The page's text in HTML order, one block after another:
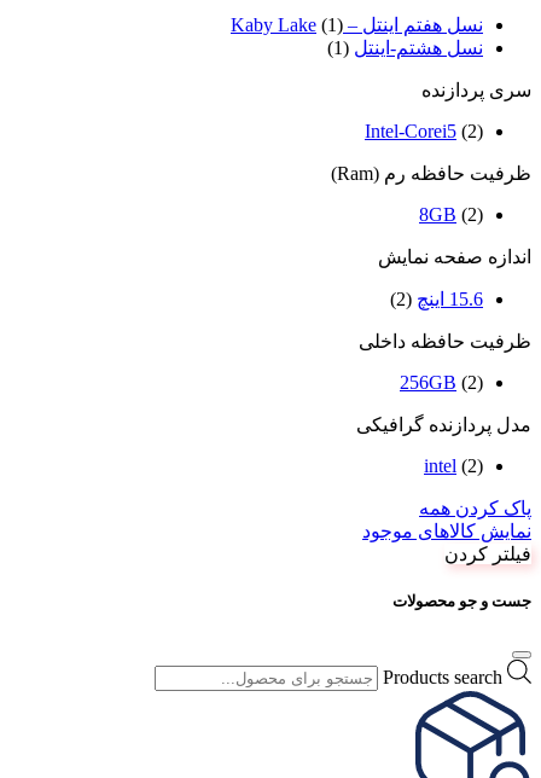
نسل هفتم اینتل – Kaby Lake (1)
نسل هشتم-اینتل (1)
سری پردازنده
Intel-Corei5 (2)
ظرفیت حافظه رم (Ram)
8GB (2)
اندازه صفحه نمایش
15.6 اینچ (2)
ظرفیت حافظه داخلی
256GB (2)
مدل پردازنده گرافیکی
intel (2)
پاک کردن همه
نمایش کالاهای موجود
فیلتر کردن
جست و جو محصولات
Products search